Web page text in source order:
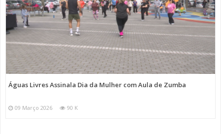
Águas Livres Assinala Dia da Mulher com Aula de Zumba
09 Março 2026 90 K